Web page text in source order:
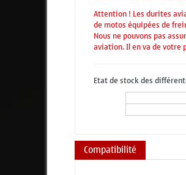
Attention ! Les durites
de motos équipées de
Nous ne pouvons pas
aviation. Il en va de votre
Etat de stock des
Compatibilité